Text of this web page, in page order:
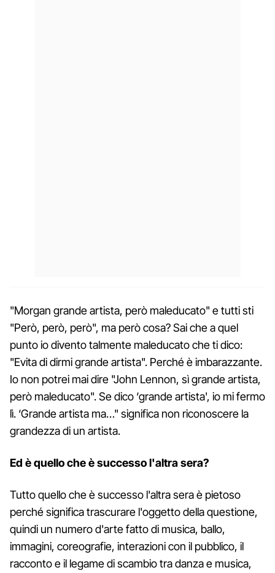
"Morgan grande artista, però maleducato" e tutti sti
"Però, però, però", ma però cosa? Sai che a quel
punto io divento talmente maleducato che ti dico:
"Evita di dirmi grande artista". Perché è imbarazzante.
Io non potrei mai dire "John Lennon, sì grande artista,
però maleducato". Se dico ‘grande artista', io mi fermo
lì. ‘Grande artista ma…" significa non riconoscere la
grandezza di un artista.
Ed è quello che è successo l'altra sera?
Tutto quello che è successo l'altra sera è pietoso
perché significa trascurare l'oggetto della questione,
quindi un numero d'arte fatto di musica, ballo,
immagini, coreografie, interazioni con il pubblico, il
racconto e il legame di scambio tra danza e musica,